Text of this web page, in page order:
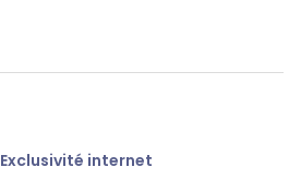
Exclusivité internet